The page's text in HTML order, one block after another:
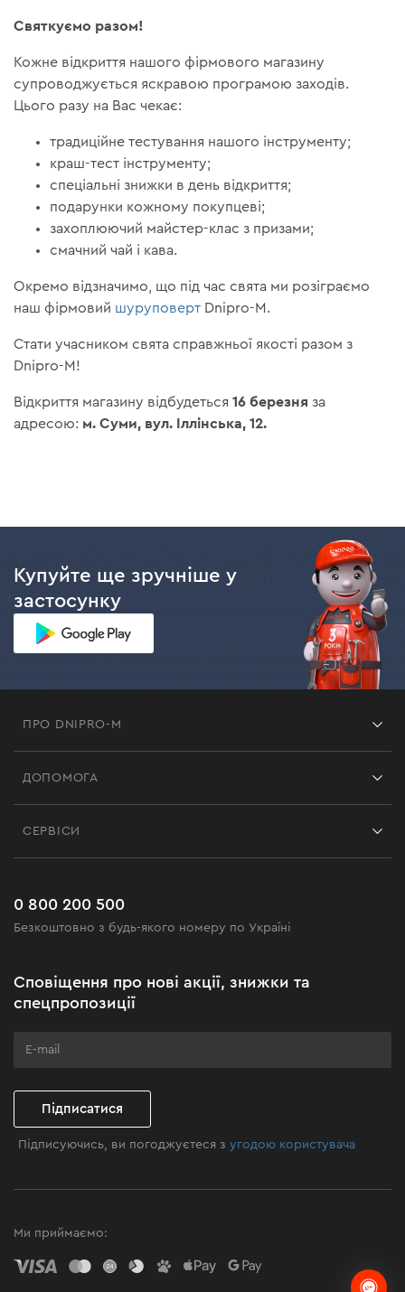
Святкуємо разом!
Кожне відкриття нашого фірмового магазину
супроводжується яскравою програмою заходів.
Цього разу на Вас чекає:
традиційне тестування нашого інструменту;
краш-тест інструменту;
спеціальні знижки в день відкриття;
подарунки кожному покупцеві;
захоплюючий майстер-клас з призами;
смачний чай і кава.
Окремо відзначимо, що під час свята ми розіграємо
наш фірмовий шуруповерт Dnipro-M.
Стати учасником свята справжньої якості разом з
Dnipro-M!
Відкриття магазину відбудеться16 березня за
адресою: м. Суми, вул. Іллінська, 12.
Купуйте ще зручніше у
застосунку
ПРО DNIPRO-M
Відгуки
Чорна п'ятниця
Клуб майстерності
ДОПОМОГА
Поширені запитання
СЕРВІСИ
0 800 200 500
Безкоштовно з будь-якого номеру по Україні
Сповіщення про нові акції, знижки та
спецпропозиції
Підписатися
Підписуючись, ви погоджуєтеся зугодою користувача
Ми приймаємо: